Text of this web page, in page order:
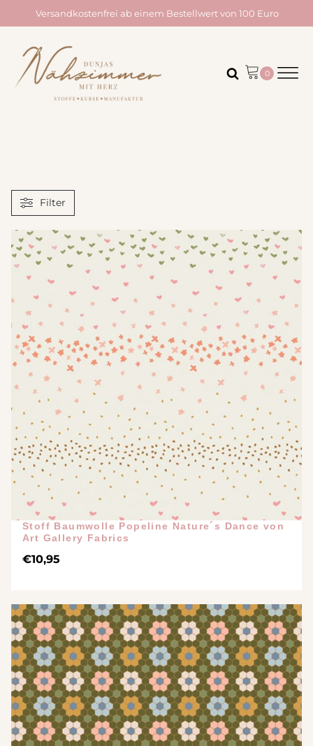
Versandkostenfrei ab einem Bestellwert von 100 Euro
Filter
Stoff Baumwolle Popeline Nature´s Dance von
Art Gallery Fabrics
€10,95